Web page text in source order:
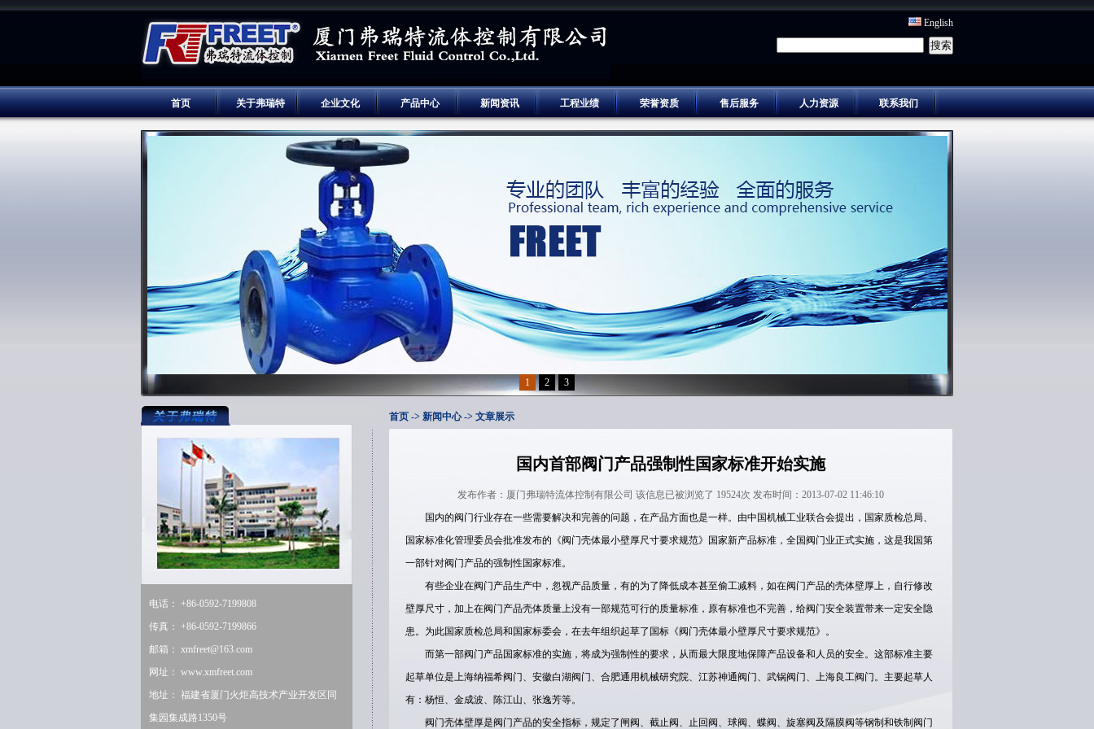
English
首页 关于弗瑞特 企业文化 产品中心 新闻资讯 工程业绩 荣誉资质 售后服务 人力资源 联系我们
1 2 3
电话： +86-0592-7199808
传真： +86-0592-7199866
邮箱： xmfreet@163.com
网址： www.xmfreet.com
地址： 福建省厦门火炬高技术产业开发区同
集园集成路1350号
首页 -> 新闻中心 -> 文章展示
国内首部阀门产品强制性国家标准开始实施
发布作者：厦门弗瑞特流体控制有限公司 该信息已被浏览了 19524次 发布时间：2013-07-02 11:46:10
国内的阀门行业存在一些需要解决和完善的问题，在产品方面也是一样。由中国机械工业联合会提出，国家质检总局、
国家标准化管理委员会批准发布的《阀门壳体最小壁厚尺寸要求规范》国家新产品标准，全国阀门业正式实施，这是我国第
一部针对阀门产品的强制性国家标准。
有些企业在阀门产品生产中，忽视产品质量，有的为了降低成本甚至偷工减料，如在阀门产品的壳体壁厚上，自行修改
壁厚尺寸，加上在阀门产品壳体质量上没有一部规范可行的质量标准，原有标准也不完善，给阀门安全装置带来一定安全隐
患。为此国家质检总局和国家标委会，在去年组织起草了国标《阀门壳体最小壁厚尺寸要求规范》。
而第一部阀门产品国家标准的实施，将成为强制性的要求，从而最大限度地保障产品设备和人员的安全。这部标准主要
起草单位是上海纳福希阀门、安徽白湖阀门、合肥通用机械研究院、江苏神通阀门、武锅阀门、上海良工阀门。主要起草人
有：杨恒、金成波、陈江山、张逸芳等。
阀门壳体壁厚是阀门产品的安全指标，规定了闸阀、截止阀、止回阀、球阀、蝶阀、旋塞阀及隔膜阀等钢制和铁制阀门